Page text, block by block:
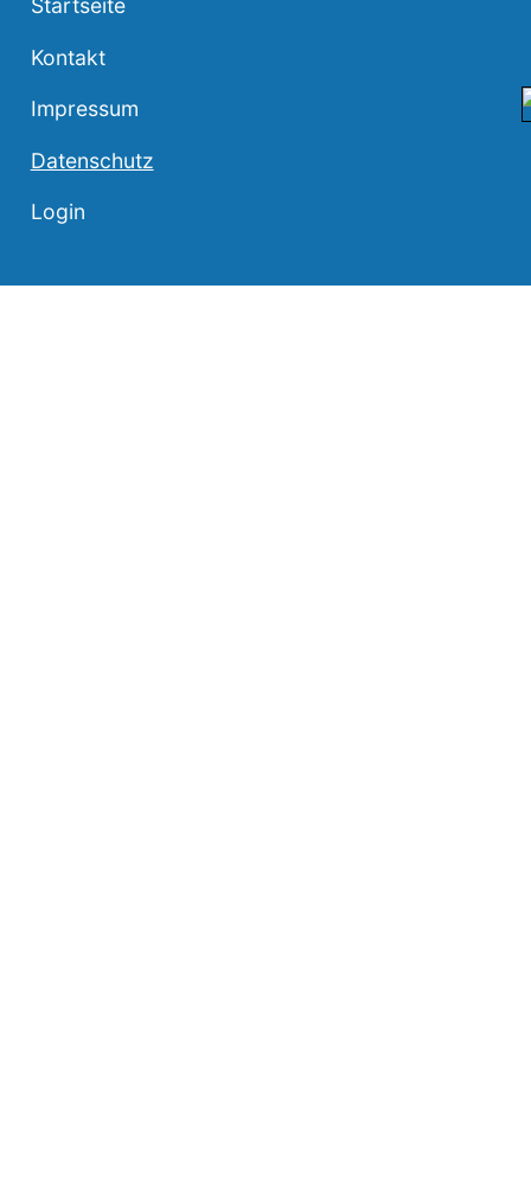
Startseite
Kontakt
Impressum
Datenschutz
Login